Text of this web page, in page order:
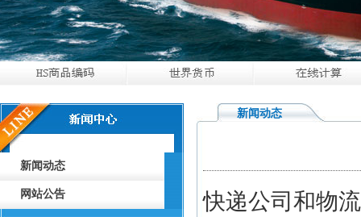
新闻动态
网站公告
新闻动态
快递公司和物